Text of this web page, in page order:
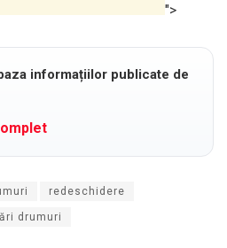
">
informațiilor publicate de
redeschidere
drumuri